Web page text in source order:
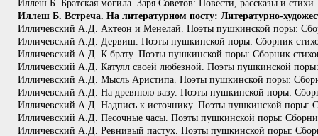
Иллеш Б. Братская могила. Заря Советов: Повести, рассказы и
Иллеш Б. Встреча. На литературном посту: Литературно-
Илличевский А.Д. Актеон и Менелай. Поэты пушкинской поры:
Илличевский А.Д. Дервиш. Поэты пушкинской поры: Сборник
Илличевский А.Д. К брату. Поэты пушкинской поры: Сборник
Илличевский А.Д. Катулл своей любезной. Поэты пушкинской
Илличевский А.Д. Мысль Аристипа. Поэты пушкинской поры:
Илличевский А.Д. На древнюю вазу. Поэты пушкинской поры:
Илличевский А.Д. Надпись к источнику. Поэты пушкинской
Илличевский А.Д. Песочные часы. Поэты пушкинской поры:
Илличевский А.Д. Ревнивый пастух. Поэты пушкинской поры: